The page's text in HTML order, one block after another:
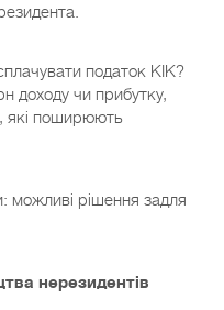
податок КІК?
доходу чи прибутку,
які поширюють
можливі рішення задля
нерезидентів